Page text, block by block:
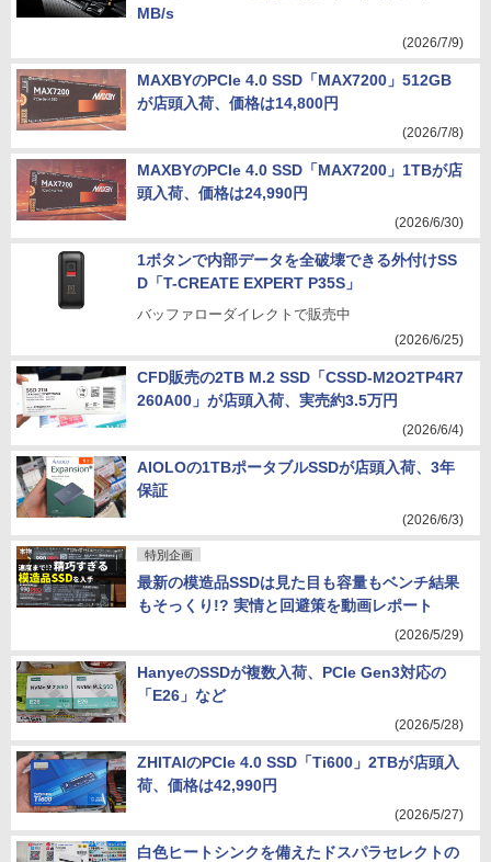
MB/s
(2026/7/9)
MAXBYのPCIe 4.0 SSD「MAX7200」512GB
が店頭入荷、価格は14,800円
(2026/7/8)
MAXBYのPCIe 4.0 SSD「MAX7200」1TBが店
頭入荷、価格は24,990円
(2026/6/30)
1ボタンで内部データを全破壊できる外付けSS
D「T-CREATE EXPERT P35S」
バッファローダイレクトで販売中
(2026/6/25)
CFD販売の2TB M.2 SSD「CSSD-M2O2TP4R7
260A00」が店頭入荷、実売約3.5万円
(2026/6/4)
AIOLOの1TBポータブルSSDが店頭入荷、3年
保証
(2026/6/3)
特別企画
最新の模造品SSDは見た目も容量もベンチ結果
もそっくり!? 実情と回避策を動画レポート
(2026/5/29)
HanyeのSSDが複数入荷、PCIe Gen3対応の
「E26」など
(2026/5/28)
ZHITAIのPCIe 4.0 SSD「Ti600」2TBが店頭入
荷、価格は42,990円
(2026/5/27)
白色ヒートシンクを備えたドスパラセレクトの